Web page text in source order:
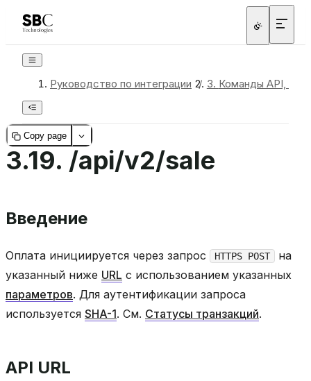
Руководство по интеграции / 3. Команды API,
Copy page
3.19. /api/v2/sale
Введение
Оплата инициируется через запрос HTTPS POST
на
указанный ниже URL с использованием указанных
параметров. Для аутентификации запроса
используется SHA-1. См. Статусы транзакций.
API URL